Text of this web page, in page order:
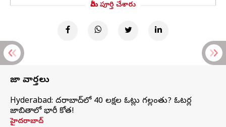
మీరు పూర్తి చేశారు
తాజా వార్తలు
Hyderabad: హైదరాబాద్‌లో 40 లక్షల ఓట్లు గల్లంతు? ఓటర్ల
జాబితాలో భారీ కోత!
హైదరాబాద్